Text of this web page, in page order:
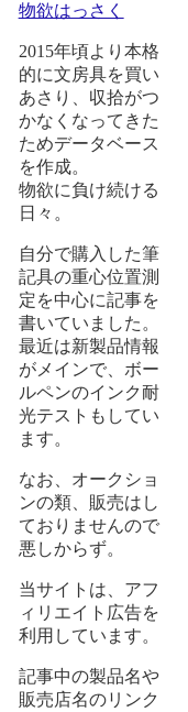
物欲はっさく
2015年頃より本格
的に文房具を買い
あさり、収拾がつ
かなくなってきた
ためデータベース
を作成。
物欲に負け続ける
日々。
自分で購入した筆
記具の重心位置測
定を中心に記事を
書いていました。
最近は新製品情報
がメインで、ボー
ルペンのインク耐
光テストもしてい
ます。
なお、オークショ
ンの類、販売はし
ておりませんので
悪しからず。
当サイトは、アフ
ィリエイト広告を
利用しています。
記事中の製品名や
販売店名のリンク